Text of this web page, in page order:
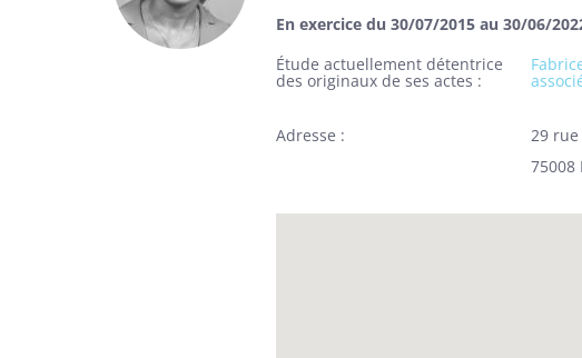
En exercice du 30/07/2015 au 30/06/
Étude actuellement détentrice
des originaux de ses actes
Adresse
29
75008